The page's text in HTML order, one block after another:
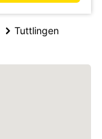
Tuttlingen